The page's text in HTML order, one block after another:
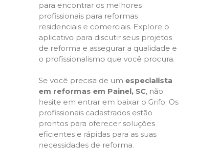
para encontrar os melhores
profissionais para reformas
residenciais e comerciais. Explore o
aplicativo para discutir seus projetos
de reforma e assegurar a qualidade e
o profissionalismo que você procura.
Se você precisa de um especialista
em reformas em Painel, SC, não
hesite em entrar em baixar o Grifo. Os
profissionais cadastrados estão
prontos para oferecer soluções
eficientes e rápidas para as suas
necessidades de reforma.